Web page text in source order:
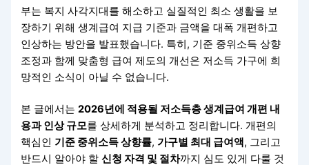
부는 복지 사각지대를 해소하고 실질적인 최소 생활을 보
장하기 위해 생계급여 지급 기준과 금액을 대폭 개편하고
인상하는 방안을 발표했습니다. 특히, 기준 중위소득 상향
조정과 함께 맞춤형 급여 제도의 개선은 저소득 가구에 희
망적인 소식이 아닐 수 없습니다.
본 글에서는2026년에 적용될 저소득층 생계급여 개편 내
용과 인상 규모를 상세하게 분석하고 정리합니다. 개편의
핵심인 기준 중위소득 상향률, 가구별 최대 급여액, 그리고
반드시 알아야 할신청 자격 및 절차까지 심도 있게 다룰 것